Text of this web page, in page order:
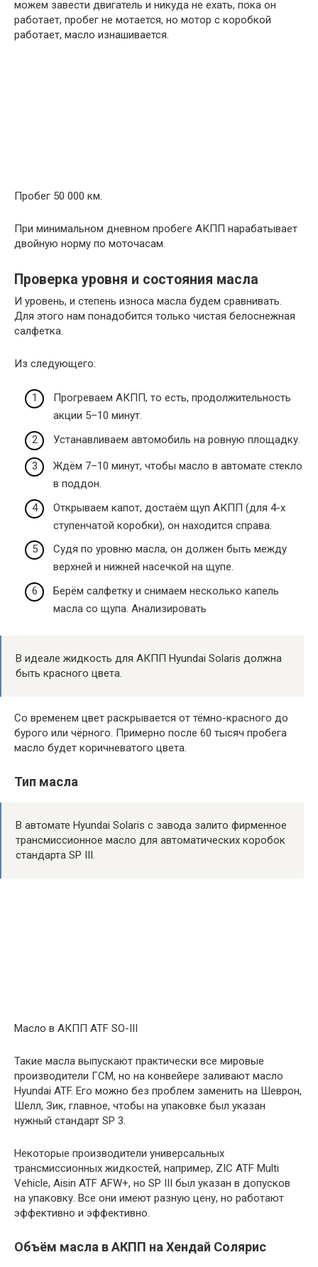
можем завести двигатель и никуда не ехать, пока он
работает, пробег не мотается, но мотор с коробкой
работает, масло изнашивается.
Пробег 50 000 км.
При минимальном дневном пробеге АКПП нарабатывает
двойную норму по моточасам.
Проверка уровня и состояния масла
И уровень, и степень износа масла будем сравнивать.
Для этого нам понадобится только чистая белоснежная
салфетка.
Из следующего:
Прогреваем АКПП, то есть, продолжительность
акции 5–10 минут.
Устанавливаем автомобиль на ровную площадку.
Ждём 7–10 минут, чтобы масло в автомате стекло
в поддон.
Открываем капот, достаём щуп АКПП (для 4-х
ступенчатой ​​коробки), он находится справа.
Судя по уровню масла, он должен быть между
верхней и нижней насечкой на щупе.
Берём салфетку и снимаем несколько капель
масла со щупа. Анализировать
В идеале жидкость для АКПП Hyundai Solaris должна
быть красного цвета.
Со временем цвет раскрывается от тёмно-красного до
бурого или чёрного. Примерно после 60 тысяч пробега
масло будет коричневатого цвета.
Тип масла
В автомате Hyundai Solaris с завода залито фирменное
трансмиссионное масло для автоматических коробок
стандарта SP III.
Масло в АКПП ATF SO-III
Такие масла выпускают практически все мировые
производители ГСМ, но на конвейере заливают масло
Hyundai ATF. Его можно без проблем заменить на Шеврон,
Шелл, Зик, главное, чтобы на упаковке был указан
нужный стандарт SP 3.
Некоторые производители универсальных
трансмиссионных жидкостей, например, ZIC ATF Multi
Vehicle, Aisin ATF AFW+, но SP III был указан в допусков
на упаковку. Все они имеют разную цену, но работают
эффективно и эффективно.
Объём масла в АКПП на Хендай Солярис